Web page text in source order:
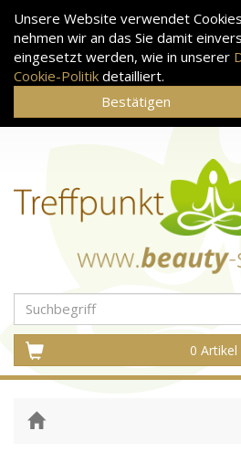
Unsere Website verwendet
nehmen wir an das Sie damit
eingesetzt werden, wie in unserer
Cookie-Politik detailliert.
Bestätigen
0 Artikel